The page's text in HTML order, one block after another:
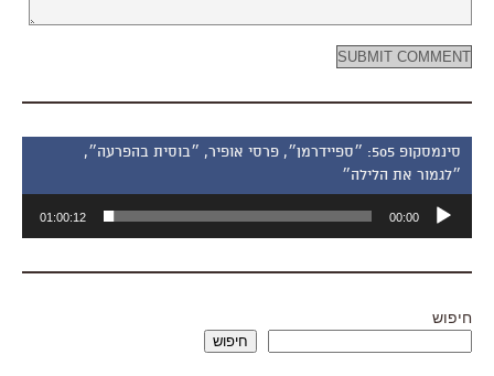
סינמסקופ 505: ״ספיידרמן״, פרסי אופיר, ״בוסית בהפרעה״,
״לגמור את הלילה״
אודיו
00:00
01:00:12
חיפוש
חיפוש